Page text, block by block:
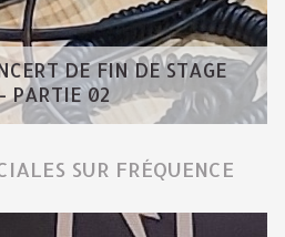
DE FIN DE STAGE
PARTIE 02
SUR FRÉQUENCE